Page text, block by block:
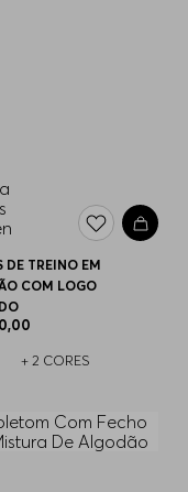
DE TREINO EM
COM LOGO
,00
+ 2 CORES